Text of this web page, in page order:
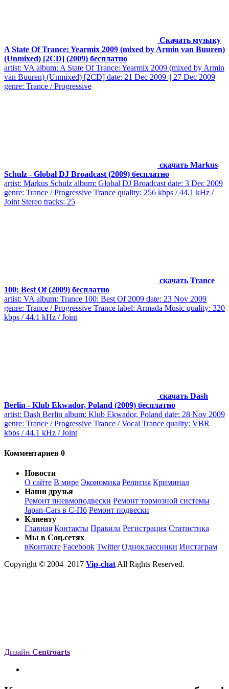
Скачать музыку
A State Of Trance: Yearmix 2009 (mixed by Armin van Buuren)
(Unmixed) [2CD] (2009) бесплатно
artist: VA album: A State Of Trance: Yearmix 2009 (mixed by Armin
van Buuren) (Unmixed) [2CD] date: 21 Dec 2009 || 27 Dec 2009
genre: Trance / Progressive
скачать Markus
Schulz - Global DJ Broadcast (2009) бесплатно
artist: Markus Schulz album: Global DJ Broadcast date: 3 Dec 2009
genre: Trance / Progressive Trance quality: 256 kbps / 44.1 kHz /
Joint Stereo tracks: 25
скачать Trance
100: Best Of (2009) бесплатно
artist: VA album: Trance 100: Best Of 2009 date: 23 Nov 2009
genre: Trance / Progressive Trance label: Armada Music quality: 320
kbps / 44.1 kHz / Joint
скачать Dash
Berlin - Klub Ekwador, Poland (2009) бесплатно
artist: Dash Berlin album: Klub Ekwador, Poland date: 28 Nov 2009
genre: Trance / Progressive Trance / Vocal Trance quality: VBR
kbps / 44.1 kHz / Joint
Комментариев 0
Новости
О сайте В мире Экономика Религия Криминал
Наши друзья
Ремонт пневмоподвески Ремонт тормозной системы
Japan-Cars в С-Пб Ремонт подвески
Клиенту
Главная Контакты Правила Регистрация Статистика
Мы в Соц.сетях
вКонтакте Facebook Twitter Одноклассники Инстаграм
Copyright © 2004–2017 Vip-chat All Rights Reserved.
Дизайн Centroarts